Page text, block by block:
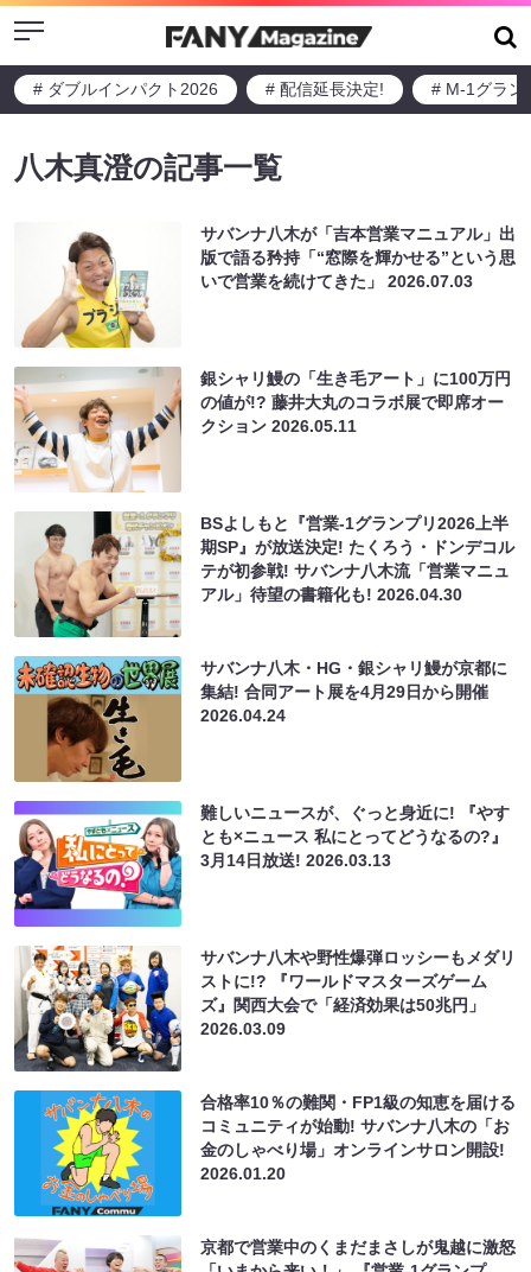
Menu
# ダブルインパクト2026 # 配信延長決定! # M-1グラン
八木真澄の記事一覧
サバンナ八木が「吉本営業マニュアル」出
版で語る矜持「“窓際を輝かせる”という思
いで営業を続けてきた」2026.07.03
銀シャリ鰻の「生き毛アート」に100万円
の値が!? 藤井大丸のコラボ展で即席オー
クション2026.05.11
BSよしもと『営業-1グランプリ2026上半
期SP』が放送決定! たくろう・ドンデコル
テが初参戦! サバンナ八木流「営業マニュ
アル」待望の書籍化も!2026.04.30
サバンナ八木・HG・銀シャリ鰻が京都に
集結! 合同アート展を4月29日から開催
2026.04.24
難しいニュースが、ぐっと身近に! 『やす
とも×ニュース 私にとってどうなるの?』
3月14日放送!2026.03.13
サバンナ八木や野性爆弾ロッシーもメダリ
ストに!? 『ワールドマスターズゲーム
ズ』関西大会で「経済効果は50兆円」
2026.03.09
合格率10％の難関・FP1級の知恵を届ける
コミュニティが始動! サバンナ八木の「お
金のしゃべり場」オンラインサロン開設!
2026.01.20
京都で営業中のくまだまさしが鬼越に激怒